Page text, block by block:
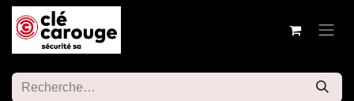
Se rendre au contenu